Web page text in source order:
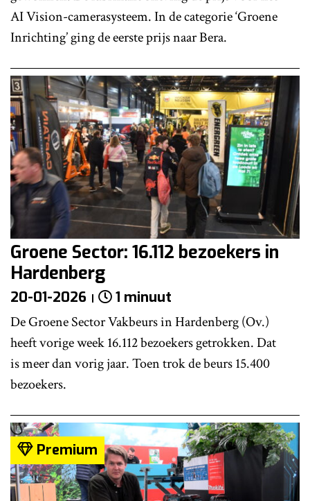
AI Vision-camerasysteem. In de categorie ‘Groene
Inrichting’ ging de eerste prijs naar Bera.
Groene Sector: 16.112 bezoekers in
Hardenberg
20-01-2026 1 minuut
De Groene Sector Vakbeurs in Hardenberg (Ov.)
heeft vorige week 16.112 bezoekers getrokken. Dat
is meer dan vorig jaar. Toen trok de beurs 15.400
bezoekers.
Premium